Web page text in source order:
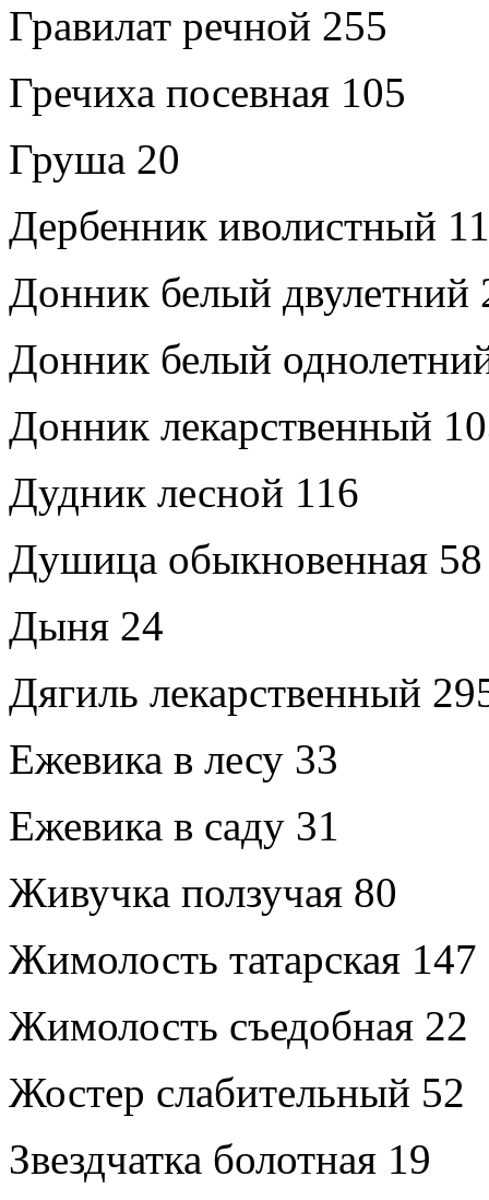
Гравилат речной 255
Гречиха посевная 105
Груша 20
Дербенник иволистный
Донник белый двулетний
Донник белый
Донник лекарственный
Дудник лесной 116
Душица обыкновенная 58
Дыня 24
Дягиль лекарственный
Ежевика в лесу 33
Ежевика в саду 31
Живучка ползучая 80
Жимолость татарская 147
Жимолость съедобная 22
Жостер слабительный 52
Звездчатка болотная 19